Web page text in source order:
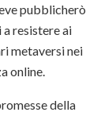
pubblicherò
resistere ai
metaversi nei
online.
della